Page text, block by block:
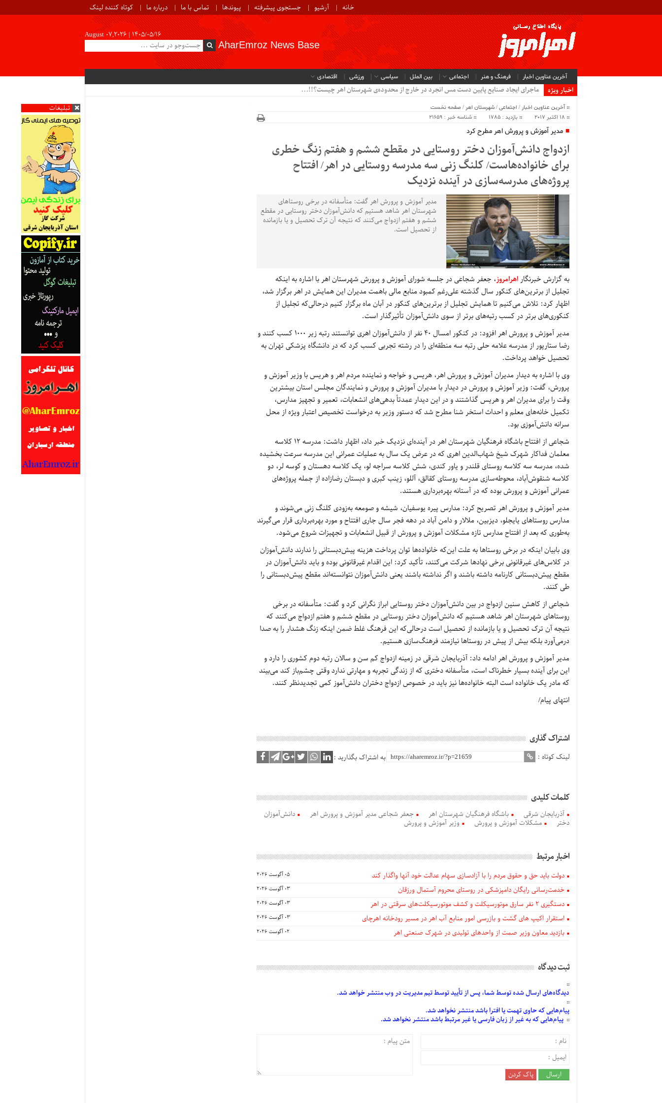
خانه آرشیو جستجوی پیشرفته پیوندها تماس با ما درباره ما کوتاه کننده لینک
August 07,2026 | ۱۴۰۵/۰۵/۱۶
AharEmroz News Base
آخرین عناوین اخبار فرهنگ و هنر اجتماعی بین الملل سیاسی ورزشی اقتصادی
اخبار ویژه
ماجرای ایجاد صنایع پایین دست مس انجرد در خارج از محدوده‌ی شهرستان اهر چیست؟!!...
تبلیغات
آخرین عناوین اخبار / اجتماعی/شهرستان اهر /صفحه نخست
18 اکتبر 2017
بازدید : 1785 شناسه خبر : 21659
مدیر آموزش و پرورش اهر مطرح کرد
ازدواج دانش‌آموزان دختر روستایی در مقطع ششم و هفتم زنگ خطری
برای خانواده‌هاست/ کلنگ زنی سه مدرسه روستایی در اهر/ افتتاح
پروژه‌های مدرسه‌سازی در آینده نزدیک
مدیر آموزش و پرورش اهر گفت: متأسفانه در برخی روستاهای
شهرستان اهر شاهد هستیم که دانش‌آموزان دختر روستایی در مقطع
ششم و هفتم ازدواج می‌کنند که نتیجه آن ترک تحصیل و یا بازمانده
از تحصیل است.
به گزارش خبرنگار اهرامروز، جعفر شجاعی در جلسه شورای آموزش و پرورش شهرستان اهر با اشاره به اینکه
تجلیل از برترین‌های کنکور سال گذشته علی‌رغم کمبود منابع مالی باهمت مدیران این همایش در اهر برگزار شد،
اظهار کرد: تلاش می‌کنیم تا همایش تجلیل از برترین‌های کنکور در آبان ماه برگزار کنیم درحالی‌که تجلیل از
کنکوری‌های برتر در کسب رتبه‌های برتر از سوی دانش‌آموزان تأثیرگذار است.
مدیر آموزش و پرورش اهر افزود: در کنکور امسال 40 نفر از دانش‌آموزان اهری توانستند رتبه زیر 1000 کسب کنند و
رضا ستارپور از مدرسه علامه حلی رتبه سه منطقه‌ای را در رشته تجربی کسب کرد که در دانشگاه پزشکی تهران به
تحصیل خواهد پرداخت.
وی با اشاره به دیدار مدیران آموزش و پرورش اهر، هریس و خواجه و نماینده مردم اهر و هریس با وزیر آموزش و
پرورش، گفت: وزیر آموزش و پرورش در دیدار با مدیران آموزش و پرورش و نمایندگان مجلس استان بیشترین
وقت را برای مدیران اهر و هریس گذاشتند و در این دیدار عمدتاً بدهی‌های انشعابات، تعمیر و تجهیز مدارس،
تکمیل خانه‌های معلم و احداث استخر شنا مطرح شد که دستور وزیر به درخواست تخصیص اعتبار ویژه از محل
سرانه دانش‌آموزی بود.
شجاعی از افتتاح باشگاه فرهنگیان شهرستان اهر در آینده‌ای نزدیک خبر داد، اظهار داشت: مدرسه 12 کلاسه
معلمان فداکار شهرک شیخ شهاب‌الدین اهری که در عرض یک سال به عملیات عمرانی این مدرسه سرعت بخشیده
شده، مدرسه سه کلاسه روستای قلندر و یاور کندی، شش کلاسه سراجه لو، یک کلاسه دهستان و کوسه لر، دو
کلاسه شنقوش‌آباد، محوطه‌سازی مدرسه روستای کقالق، آللو، زینب کبری و دبستان رضازاده از جمله پروژه‌های
عمرانی آموزش و پرورش بوده که در آستانه بهره‌برداری هستند.
مدیر آموزش و پرورش اهر تصریح کرد: مدارس پیره یوسفیان، شیشه و صومعه به‌زودی کلنگ زنی می‌شوند و
مدارس روستاهای یایجلو، دیزبین، ملالار و دامن آباد در دهه فجر سال جاری افتتاح و مورد بهره‌برداری قرار می‌گیرند
به‌طوری که بعد از افتتاح مدارس تازه مشکلات آموزش و پرورش از قبیل انشعابات و تجهیزات شروع می‌شود.
وی بابیان اینکه در برخی روستاها به علت این‌که خانواده‌ها توان پرداخت هزینه پیش‌دبستانی را ندارند دانش‌آموزان
در کلاس‌های غیرقانونی برخی نهادها شرکت می‌کنند، تأکید کرد: این اقدام غیرقانونی بوده و باید دانش‌آموزان در
مقطع پیش‌دبستانی کارنامه داشته باشند و اگر نداشته باشند یعنی دانش‌آموزان نتوانسته‌اند مقطع پیش‌دبستانی را
طی کنند.
شجاعی از کاهش سنین ازدواج در بین دانش‌آموزان دختر روستایی ابراز نگرانی کرد و گفت: متأسفانه در برخی
روستاهای شهرستان اهر شاهد هستیم که دانش‌آموزان دختر روستایی در مقطع ششم و هفتم ازدواج می‌کنند که
نتیجه آن ترک تحصیل و یا بازمانده از تحصیل است درحالی‌که این فرهنگ غلط ضمن اینکه زنگ هشدار را به صدا
درمی‌آورد بلکه بیش از پیش در روستاها نیازمند فرهنگ‌سازی هستیم.
مدیر آموزش و پرورش اهر ادامه داد: آذربایجان شرقی در زمینه ازدواج کم سن و سالان رتبه دوم کشوری را دارد و
این برای آینده بسیار خطرناک است، متأسفانه دختری که از زندگی تجربه و مهارتی ندارد وقتی چشم‌باز کند می‌بیند
که مادر یک خانواده است البته خانواده‌ها نیز باید در خصوص ازدواج دختران دانش‌آموز کمی تجدیدنظر کنند.
انتهای پیام/
اشتراک گذاری
لینک کوتاه : به اشتراک بگذارید :
کلمات کلیدی
آذربایجان شرقی باشگاه فرهنگیان شهرستان اهر جعفر شجاعی مدیر آموزش و پرورش اهر
دانش‌آموزان
دختر
مشکلات آموزش و پرورش وزیر آموزش و پرورش
اخبار مرتبط
دولت باید حق و حقوق مردم را با آزادسازی سهام عدالت خود آنها واگذار کند 05 آگوست 2026
خدمت‌رسانی رایگان دامپزشکی در روستای محروم آستمال ورزقان 03 آگوست 2026
دستگيری ۲ نفر سارق موتورسیکلت و کشف موتورسیکلت‌های سرقتی در اهر 03 آگوست 2026
استقرار اکیپ های گشت و بازرسی امور منابع آب اهر در مسیر رودخانه اهرچای 03 آگوست 2026
بازدید معاون وزیر صمت از واحدهای تولیدی در شهرک صنعتی اهر 02 آگوست 2026
ثبت دیدگاه
دیدگاه‌هایارسالشدهتوسط شما، پس از تأییدتوسط تیم مدیریت در وب منتشر خواهد شد.
پیام‌هاییکه حاوی تهمت یا افترا باشد منتشر نخواهد شد.
پیام‌هاییکه به غیر از زبان فارسی یا غیر مرتبط باشد منتشر نخواهد شد.